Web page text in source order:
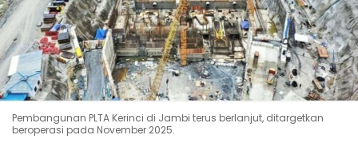
Pembangunan PLTA Kerinci di Jambi terus berlanjut, ditargetkan
beroperasi pada November 2025.